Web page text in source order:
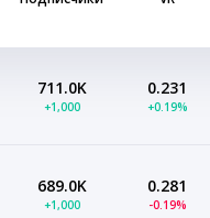
711.0K
+1,000
0.231
+0.19%
689.0K
+1,000
0.281
-0.19%